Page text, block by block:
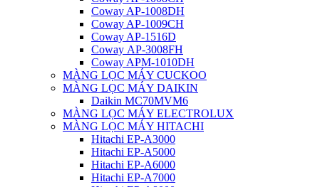
Coway AP-1008DH
Coway AP-1009CH
Coway AP-1516D
Coway AP-3008FH
Coway APM-1010DH
MÀNG LỌC MÁY CUCKOO
MÀNG LỌC MÁY DAIKIN
Daikin MC70MVM6
MÀNG LỌC MÁY ELECTROLUX
MÀNG LỌC MÁY HITACHI
Hitachi EP-A3000
Hitachi EP-A5000
Hitachi EP-A6000
Hitachi EP-A7000